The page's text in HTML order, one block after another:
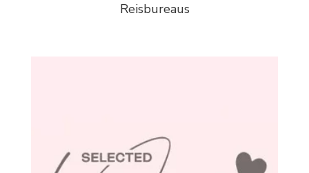
Reisbureaus